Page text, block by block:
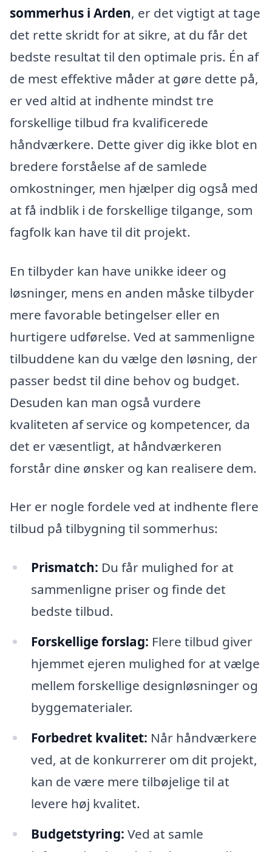
sommerhus i Arden, er det vigtigt at tage
det rette skridt for at sikre, at du får det
bedste resultat til den optimale pris. Én af
de mest effektive måder at gøre dette på,
er ved altid at indhente mindst tre
forskellige tilbud fra kvalificerede
håndværkere. Dette giver dig ikke blot en
bredere forståelse af de samlede
omkostninger, men hjælper dig også med
at få indblik i de forskellige tilgange, som
fagfolk kan have til dit projekt.
En tilbyder kan have unikke ideer og
løsninger, mens en anden måske tilbyder
mere favorable betingelser eller en
hurtigere udførelse. Ved at sammenligne
tilbuddene kan du vælge den løsning, der
passer bedst til dine behov og budget.
Desuden kan man også vurdere
kvaliteten af service og kompetencer, da
det er væsentligt, at håndværkeren
forstår dine ønsker og kan realisere dem.
Her er nogle fordele ved at indhente flere
tilbud på tilbygning til sommerhus:
Prismatch: Du får mulighed for at
sammenligne priser og finde det
bedste tilbud.
Forskellige forslag: Flere tilbud giver
hjemmet ejeren mulighed for at vælge
mellem forskellige designløsninger og
byggematerialer.
Forbedret kvalitet: Når håndværkere
ved, at de konkurrerer om dit projekt,
kan de være mere tilbøjelige til at
levere høj kvalitet.
Budgetstyring: Ved at samle